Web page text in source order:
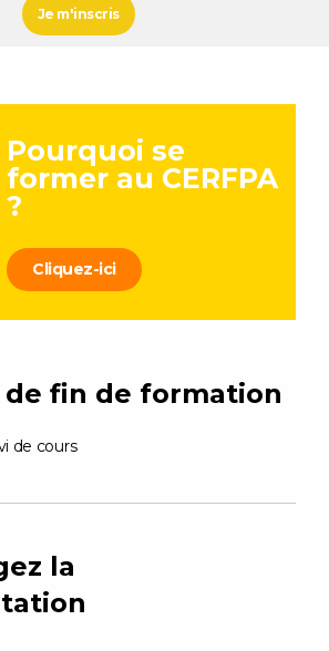
Je m'inscris
Pourquoi se
former au CERFPA
?
Cliquez-ici
fin de formation
de cours
la